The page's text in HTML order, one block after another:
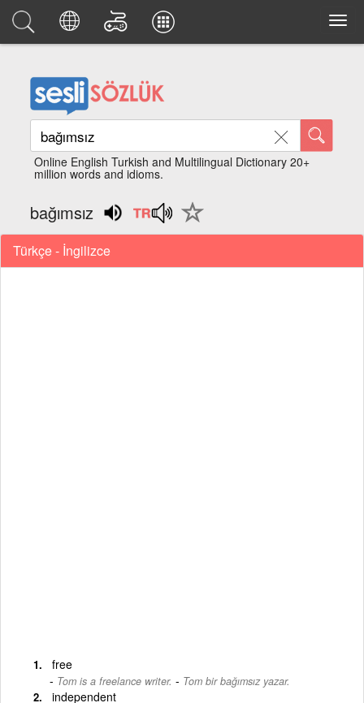
Online English Turkish and Multilingual Dictionary 20+
million words and idioms.
bağımsız
Türkçe - İngilizce
free
Tom is a freelance writer. - Tom bir bağımsız yazar.
independent